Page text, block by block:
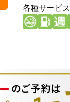
各種サービス